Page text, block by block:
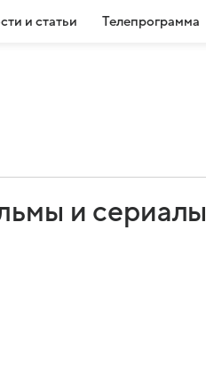
и статьи Телепрограмма
и сериалы